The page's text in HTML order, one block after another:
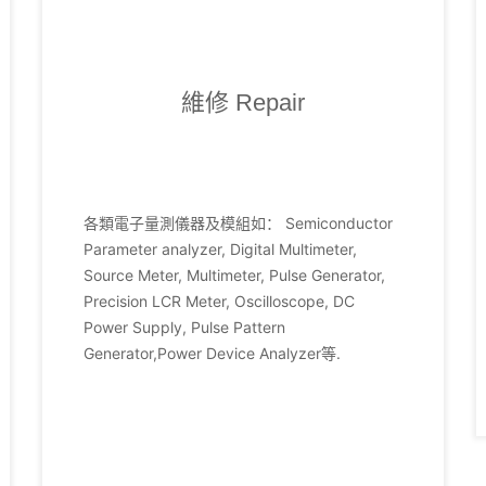
維修 Repair
各類電子量測儀器及模組如： Semiconductor
Parameter analyzer, Digital Multimeter,
Source Meter, Multimeter, Pulse Generator,
Precision LCR Meter, Oscilloscope, DC
Power Supply, Pulse Pattern
Generator,Power Device Analyzer等.